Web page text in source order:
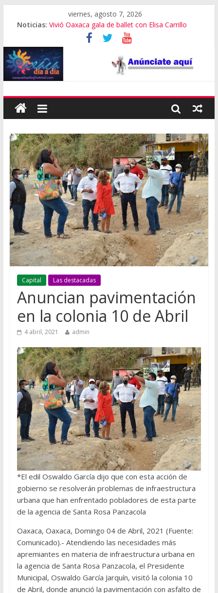
viernes, agosto 7, 2026
Noticias: Vivió Oaxaca gala de ballet con Elisa Carrillo
El pionero de la escalada en Oaxaca
Oaxaca capital, 3er destino más feliz del mundo
Vestimenta en Quialana, expuesta al plagio
Aniversario del Museo Frissell de Mitla
Capital Las destacadas
Anuncian pavimentación
en la colonia 10 de Abril
4 abril, 2021 admin
*El edil Oswaldo García dijo que con esta acción de
gobierno se resolverán problemas de infraestructura
urbana que han enfrentado pobladores de esta parte
de la agencia de Santa Rosa Panzacola
Oaxaca, Oaxaca, Domingo 04 de Abril, 2021 (Fuente:
Comunicado).- Atendiendo las necesidades más
apremiantes en materia de infraestructura urbana en
la agencia de Santa Rosa Panzacola, el Presidente
Municipal, Oswaldo García Jarquín, visitó la colonia 10
de Abril, donde anunció la pavimentación con asfalto de